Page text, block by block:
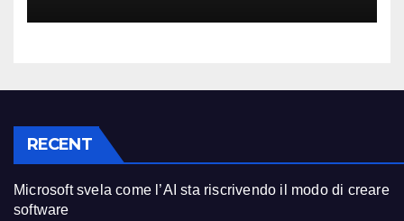
RECENT
Microsoft svela come l’AI sta riscrivendo il modo di creare
software